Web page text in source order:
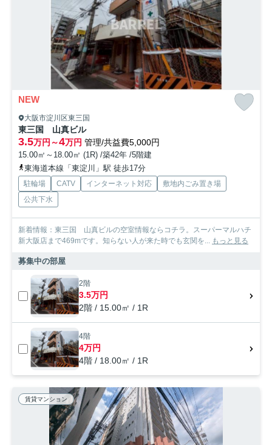
NEW
大阪市淀川区東三国
東三国 山真ビル
3.5万円～4万円 管理/共益費5,000円
15.00㎡～18.00㎡ (1R) /築42年 /5階建
東海道本線「東淀川」駅 徒歩17分
駐輪場 CATV インターネット対応
敷地内ごみ置き場
公共下水
新着情報：東三国 山真ビルの空室情報ならコチラ。スーパーマルハチ
新大阪店まで469mです。知らない人が来た時でも玄関を... もっと見る
募集中の部屋
2階
3.5万円
2階 / 15.00㎡ / 1R
4階
4万円
4階 / 18.00㎡ / 1R
賃貸マンション